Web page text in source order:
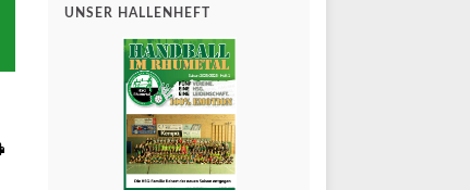
UNSER HALLENHEFT